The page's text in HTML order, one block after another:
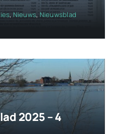
, Nieuws, Nieuwsblad
2025 – 4